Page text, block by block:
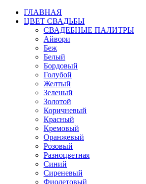
ГЛАВНАЯ
ЦВЕТ СВАДЬБЫ
СВАДЕБНЫЕ ПАЛИТРЫ
Айвори
Беж
Белый
Бордовый
Голубой
Желтый
Зеленый
Золотой
Коричневый
Красный
Кремовый
Оранжевый
Розовый
Разноцветная
Синий
Сиреневый
Фиолетовый